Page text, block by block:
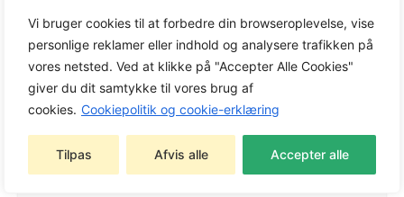
Vi bruger cookies til at forbedre din browseroplevelse, vise
personlige reklamer eller indhold og analysere trafikken på
vores netsted. Ved at klikke på "Accepter Alle Cookies"
giver du dit samtykke til vores brug af
cookies. Cookiepolitik og cookie-erklæring
Tilpas Afvis alle Accepter alle
201 × 91,5 × 99 cm
Varenummer:
2F6120545/ST2